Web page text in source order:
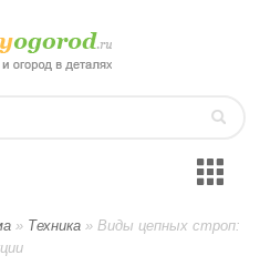
» Техника »Виды цепных строп: